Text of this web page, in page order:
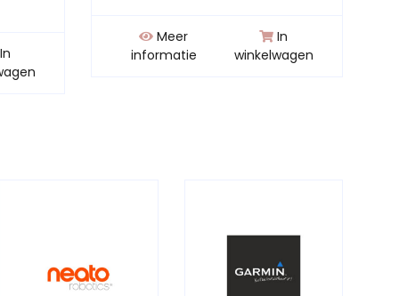
In
Meer
informatie
In
winkelwagen